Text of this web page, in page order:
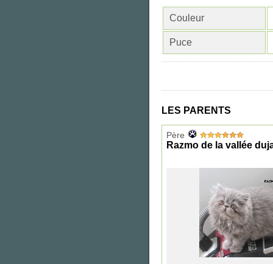
Couleur
Puce
LES PARENTS
Père
Razmo de la vallée